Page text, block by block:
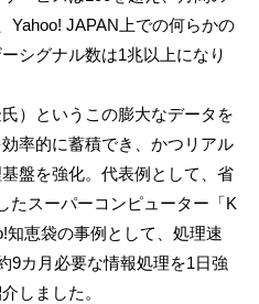
Yahoo! JAPAN上での何らかの
シグナル数は1兆以上になり
）というこの膨大なデータを
率的に蓄積でき、かつリアル
盤を強化。代表例として、省
たスーパーコンピューター「K
知恵袋の事例として、処理速
9カ月必要な情報処理を1日強
しました。